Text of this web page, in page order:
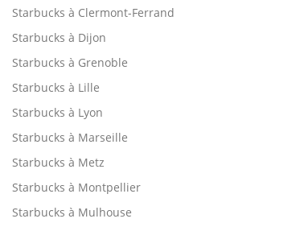
Starbucks à Clermont-Ferrand
Starbucks à Dijon
Starbucks à Grenoble
Starbucks à Lille
Starbucks à Lyon
Starbucks à Marseille
Starbucks à Metz
Starbucks à Montpellier
Starbucks à Mulhouse